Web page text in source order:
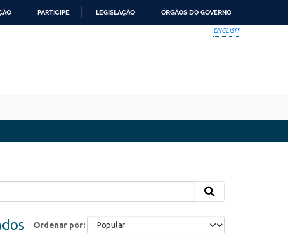
PARTICIPE LEGISLAÇÃO ÓRGÃOS DO GOVERNO
ENGLISH
Ordenar por